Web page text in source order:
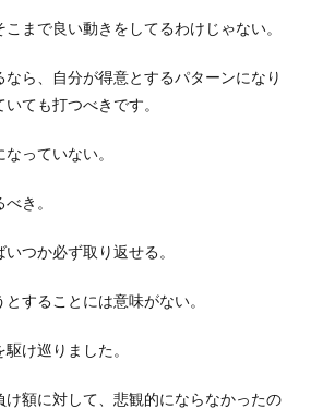
まで良い動きをしてるわけじゃない。
ら、自分が得意とするパターンになり
ても打つべきです。
っていない。
き。
つか必ず取り返せる。
することには意味がない。
け巡りました。
け額に対して、悲観的にならなかったの